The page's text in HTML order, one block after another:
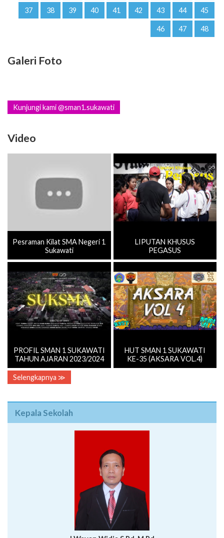
37 38 39 40 41 42 43 44 45
46 47 48
Galeri Foto
Kunjungi kami @sman1.sukawati
Video
Pesraman Kilat SMA Negeri 1
Sukawati
LIPUTAN KHUSUS
PEGASUS
PROFIL SMAN 1 SUKAWATI
TAHUN AJARAN 2023/2024
HUT SMAN 1 SUKAWATI
KE-35 (AKSARA VOL.4)
Selengkapnya ≫
Kepala Sekolah